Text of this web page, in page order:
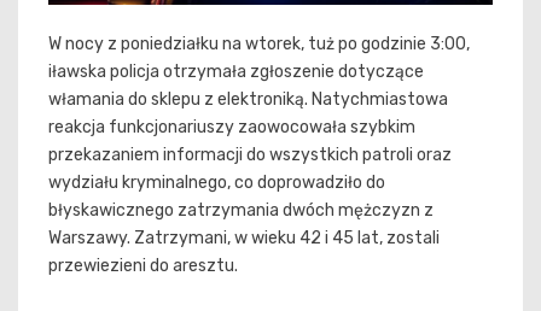
W nocy z poniedziałku na wtorek, tuż po godzinie 3:00,
iławska policja otrzymała zgłoszenie dotyczące
włamania do sklepu z elektroniką. Natychmiastowa
reakcja funkcjonariuszy zaowocowała szybkim
przekazaniem informacji do wszystkich patroli oraz
wydziału kryminalnego, co doprowadziło do
błyskawicznego zatrzymania dwóch mężczyzn z
Warszawy. Zatrzymani, w wieku 42 i 45 lat, zostali
przewiezieni do aresztu.